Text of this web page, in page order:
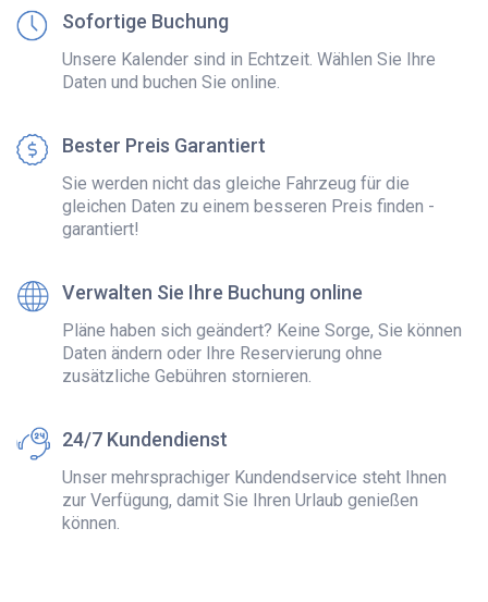
Sofortige Buchung
Unsere Kalender sind in Echtzeit. Wählen Sie Ihre
Daten und buchen Sie online.
Bester Preis Garantiert
Sie werden nicht das gleiche Fahrzeug für die
gleichen Daten zu einem besseren Preis finden -
garantiert!
Verwalten Sie Ihre Buchung online
Pläne haben sich geändert? Keine Sorge, Sie können
Daten ändern oder Ihre Reservierung ohne
zusätzliche Gebühren stornieren.
24/7 Kundendienst
Unser mehrsprachiger Kundendservice steht Ihnen
zur Verfügung, damit Sie Ihren Urlaub genießen
können.